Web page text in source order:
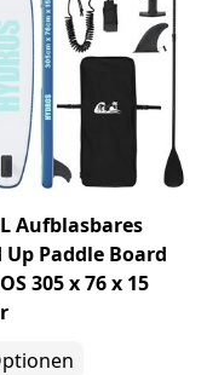
Aufblasbares
Up Paddle Board
305 x 76 x 15